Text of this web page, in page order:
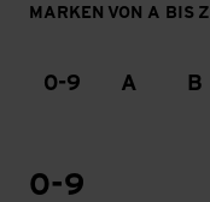
MARKEN VON A BIS Z
0-9 A B
0-9